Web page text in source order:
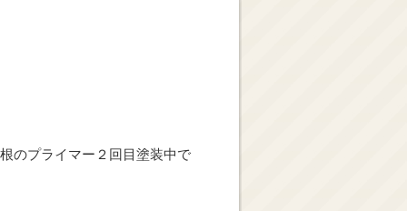
のプライマー２回目塗装中で